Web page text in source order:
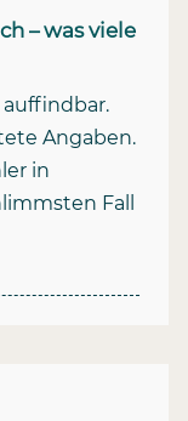
– was viele
auffindbar.
Angaben.
in
Fall